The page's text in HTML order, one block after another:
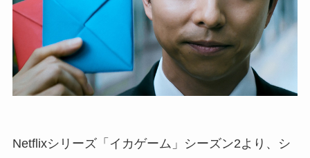
Netflixシリーズ「イカゲーム」シーズン2より、シ